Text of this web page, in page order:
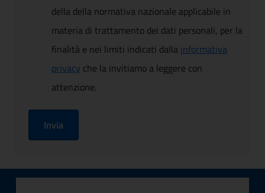
della della normativa nazionale applicabile in
materia di trattamento dei dati personali, per la
finalità e nei limiti indicati dalla informativa
privacy che la invitiamo a leggere con
attenzione.
Invia